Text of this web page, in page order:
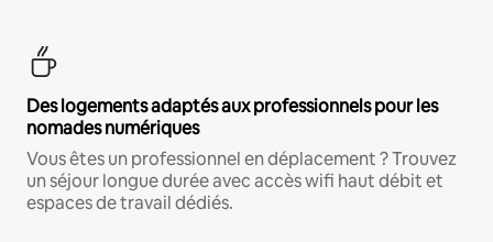
Des logements adaptés aux professionnels pour les
nomades numériques
Vous êtes un professionnel en déplacement ? Trouvez
un séjour longue durée avec accès wifi haut débit et
espaces de travail dédiés.